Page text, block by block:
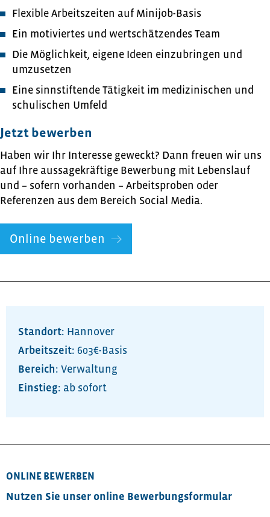
Flexible Arbeitszeiten auf Minijob-Basis
Ein motiviertes und wertschätzendes Team
Die Möglichkeit, eigene Ideen einzubringen und
umzusetzen
Eine sinnstiftende Tätigkeit im medizinischen und
schulischen Umfeld
Jetzt bewerben
Haben wir Ihr Interesse geweckt? Dann freuen wir uns
auf Ihre aussagekräftige Bewerbung mit Lebenslauf
und – sofern vorhanden – Arbeitsproben oder
Referenzen aus dem Bereich Social Media.
Online bewerben
Standort: Hannover
Arbeitszeit: 603€-Basis
Bereich: Verwaltung
ab sofort
ONLINE BEWERBEN
Nutzen Sie unser online Bewerbungsformular